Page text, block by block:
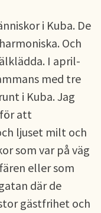
i Kuba. De
Och
I april-
med tre
i Kuba. Jag
att
ljuset milt och
som var på väg
eller som
där de
gästfrihet och